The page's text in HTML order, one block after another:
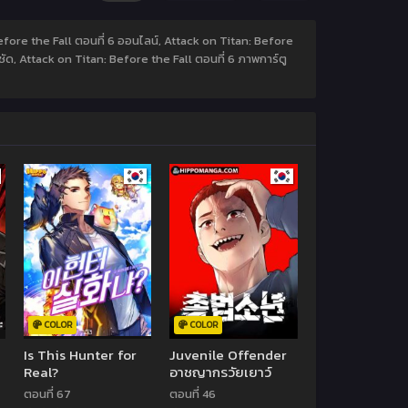
the Fall ตอนที่ 6 ออนไลน์, Attack on Titan: Before
, Attack on Titan: Before the Fall ตอนที่ 6 ภาพการ์ตู
COLOR
Is This Hunter for
Real?
ตอนที่ 67
COLOR
Juvenile Offender
อาชญากรวัยเยาว์
ตอนที่ 46